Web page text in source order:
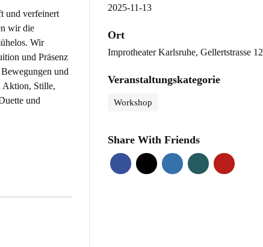
und verfeinert
wir die
Wir
und Präsenz
und
Aktion, Stille,
und
2025-11-13
Ort
Improtheater Karlsruhe, Gellertstrasse 12
Veranstaltungskategorie
Workshop
Share With Friends